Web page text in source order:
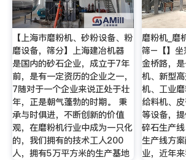
【上海市磨粉机、砂粉设备、粉
磨设备，筛分】上海建冶机器
是国内的砂石企业，成立于7年
前，是有一定资历的企业之一，
7随对于一个企业来说正处于壮
年，正是朝气蓬勃的时期。 秉
承与时俱进，不断创新的价值
观，在磨粉机行业中成为一只化
的，我们拥有的技术工人200
人，拥有5万平方米的生产基地
磨粉机_磨
筛–【】坐
金桥路，
机、新型
机、工业
给料机、
等设备，
碎石生产
生产线方
业，近年